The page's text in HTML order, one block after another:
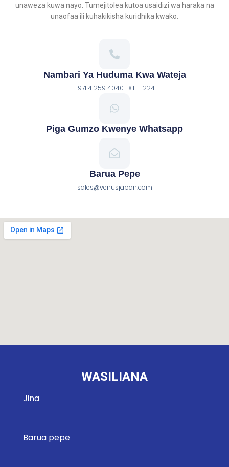
unaweza kuwa nayo. Tumejitolea kutoa usaidizi wa haraka na
unaofaa ili kuhakikisha kuridhika kwako.
Nambari Ya Huduma Kwa Wateja
+971 4 259 4040 EXT – 224
Piga Gumzo Kwenye Whatsapp
Barua Pepe
sales@venusjapan.com
WASILIANA
Jina
Barua pepe